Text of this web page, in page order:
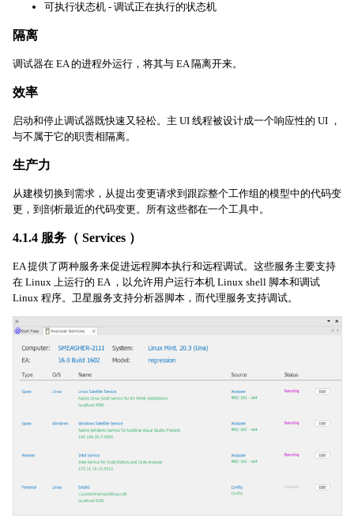
可执行状态机 - 调试正在执行的状态机
隔离
调试器在 EA 的进程外运行，将其与 EA 隔离开来。
效率
启动和停止调试器既快速又轻松。主 UI 线程被设计成一个响应性的 UI ，
与不属于它的职责相隔离。
生产力
从建模切换到需求，从提出变更请求到跟踪整个工作组的模型中的代码变
更，到剖析最近的代码变更。所有这些都在一个工具中。
4.1.4 服务（ Services ）
EA 提供了两种服务来促进远程脚本执行和远程调试。这些服务主要支持
在 Linux 上运行的 EA ，以允许用户运行本机 Linux shell 脚本和调试
Linux 程序。卫星服务支持分析器脚本，而代理服务支持调试。